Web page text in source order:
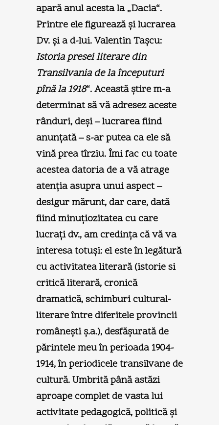
apară anul acesta la „Dacia“.
Printre ele figurează şi lucrarea
Dv. şi a d-lui. Valentin Taşcu:
Istoria presei literare din
Transilvania de la începuturi
pînă la 1918“. Această ştire m-a
determinat să vă adresez aceste
rânduri, deşi – lucrarea fiind
anunţată – s-ar putea ca ele să
vină prea tîrziu. Îmi fac cu toate
acestea datoria de a vă atrage
atenţia asupra unui aspect –
desigur mărunt, dar care, dată
fiind minuţiozitatea cu care
lucraţi dv., am credinţa că vă va
interesa totuşi: el este în legătură
cu activitatea literară (istorie si
critică literară, cronică
dramatică, schimburi cultural-
literare între diferitele provincii
româneşti ş.a.), desfăşurată de
părintele meu în perioada 1904-
1914, în periodicele transilvane de
cultură. Umbrită până astăzi
aproape complet de vasta lui
activitate pedagogică, politică şi